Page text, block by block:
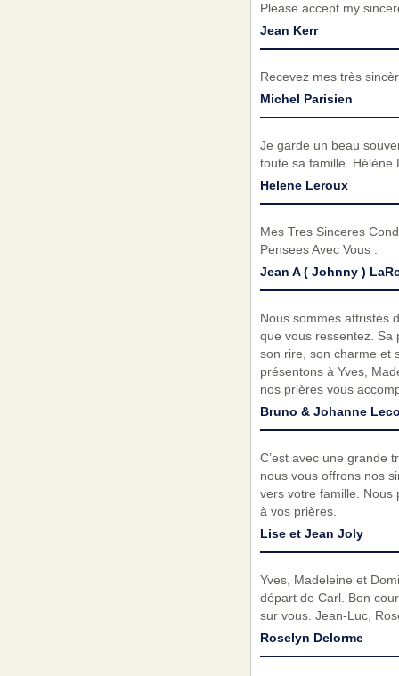
Please accept my
Jean Kerr
Recevez mes très
Michel Parisien
Je garde un beau
toute sa famille. Hélène
Helene Leroux
Mes Tres Sinceres
Pensees Avec Vous .
Jean A ( Johnny )
Nous sommes attristés
que vous ressentez. Sa
son rire, son charme et
présentons à Yves,
nos prières vous
Bruno & Johanne
C’est avec une grande
nous vous offrons nos
vers votre famille. Nous
à vos prières.
Lise et Jean Joly
Yves, Madeleine et
départ de Carl. Bon
sur vous. Jean-Luc,
Roselyn Delorme